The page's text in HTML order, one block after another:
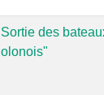
Sortie des
olonois"